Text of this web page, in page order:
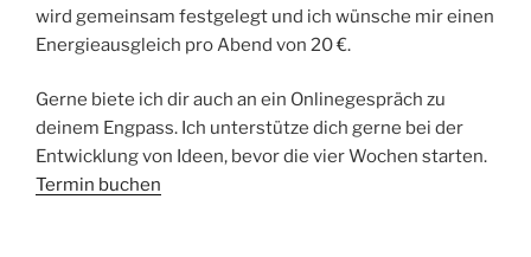
wird gemeinsam festgelegt und ich wünsche mir einen
Energieausgleich pro Abend von 20 €.
Gerne biete ich dir auch an ein Onlinegespräch zu
deinem Engpass. Ich unterstütze dich gerne bei der
Entwicklung von Ideen, bevor die vier Wochen starten.
Termin buchen